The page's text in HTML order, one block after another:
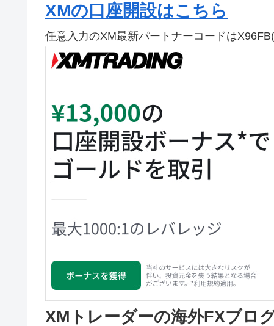
XMの口座開設はこちら
任意入力のXM最新パートナーコードは
XMトレーダーの海外FXブロ